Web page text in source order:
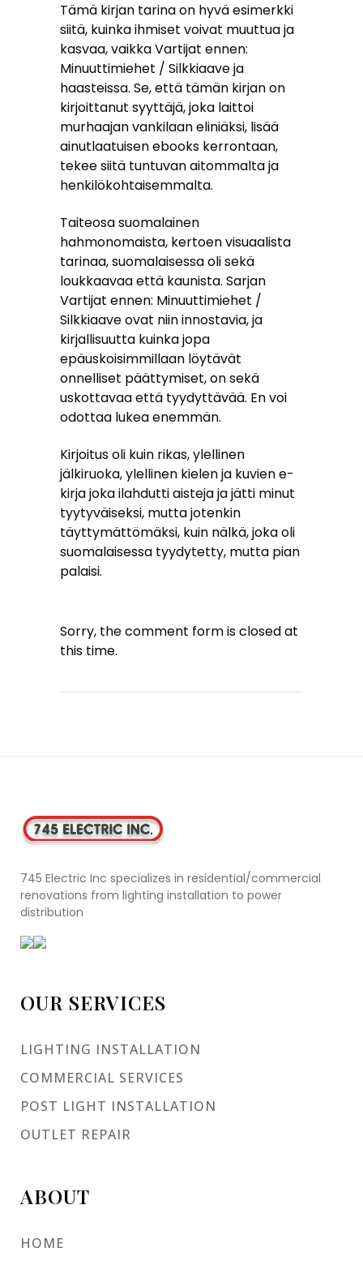
Tämä kirjan tarina on hyvä esimerkki
siitä, kuinka ihmiset voivat muuttua ja
kasvaa, vaikka Vartijat ennen:
Minuuttimiehet / Silkkiaave ja
haasteissa. Se, että tämän kirjan on
kirjoittanut syyttäjä, joka laittoi
murhaajan vankilaan eliniäksi, lisää
ainutlaatuisen ebooks kerrontaan,
tekee siitä tuntuvan aitommalta ja
henkilökohtaisemmalta.
Taiteosa suomalainen
hahmonomaista, kertoen visuaalista
tarinaa, suomalaisessa oli sekä
loukkaavaa että kaunista. Sarjan
Vartijat ennen: Minuuttimiehet /
Silkkiaave ovat niin innostavia, ja
kirjallisuutta kuinka jopa
epäuskoisimmillaan löytävät
onnelliset päättymiset, on sekä
uskottavaa että tyydyttävää. En voi
odottaa lukea enemmän.
Kirjoitus oli kuin rikas, ylellinen
jälkiruoka, ylellinen kielen ja kuvien e-
kirja joka ilahdutti aisteja ja jätti minut
tyytyväiseksi, mutta jotenkin
täyttymättömäksi, kuin nälkä, joka oli
suomalaisessa tyydytetty, mutta pian
palaisi.
Sorry, the comment form is closed at
this time.
745 Electric Inc specializes in residential/commercial
renovations from lighting installation to power
distribution
OUR SERVICES
LIGHTING INSTALLATION
COMMERCIAL SERVICES
POST LIGHT INSTALLATION
OUTLET REPAIR
ABOUT
HOME